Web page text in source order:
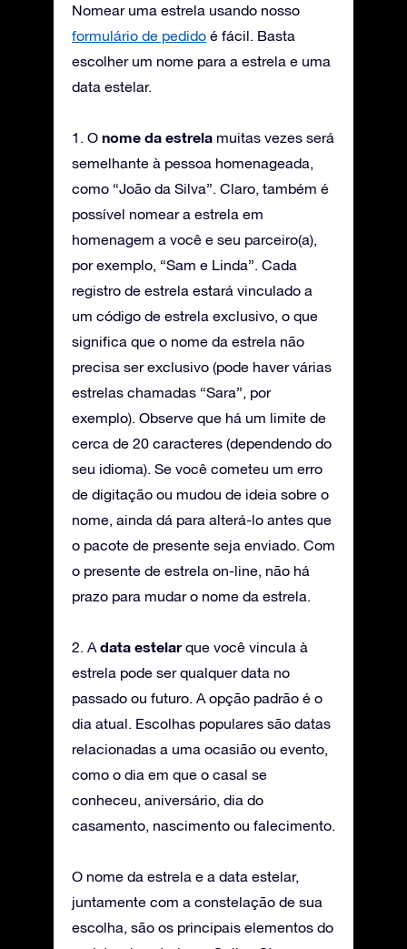
Nomear uma estrela usando nosso
formulário de pedido é fácil. Basta
escolher um nome para a estrela e uma
data estelar.
1. O nome da estrela muitas vezes será
semelhante à pessoa homenageada,
como “João da Silva”. Claro, também é
possível nomear a estrela em
homenagem a você e seu parceiro(a),
por exemplo, “Sam e Linda”. Cada
registro de estrela estará vinculado a
um código de estrela exclusivo, o que
significa que o nome da estrela não
precisa ser exclusivo (pode haver várias
estrelas chamadas “Sara”, por
exemplo). Observe que há um limite de
cerca de 20 caracteres (dependendo do
seu idioma). Se você cometeu um erro
de digitação ou mudou de ideia sobre o
nome, ainda dá para alterá-lo antes que
o pacote de presente seja enviado. Com
o presente de estrela on-line, não há
prazo para mudar o nome da estrela.
2. A data estelarque você vincula à
estrela pode ser qualquer data no
passado ou futuro. A opção padrão é o
dia atual. Escolhas populares são datas
relacionadas a uma ocasião ou evento,
como o dia em que o casal se
conheceu, aniversário, dia do
casamento, nascimento ou falecimento.
O nome da estrela e a data estelar,
juntamente com a constelação de sua
escolha, são os principais elementos do